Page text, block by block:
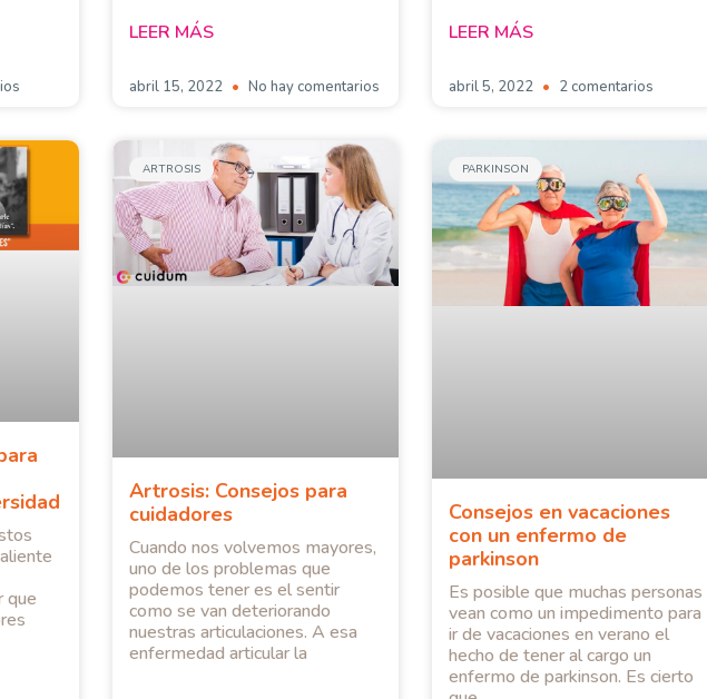
LEER MÁS
abril 15, 2022 No hay comentarios
LEER MÁS
abril 5, 2022 2 comentarios
que
ARTROSIS
Artrosis: Consejos para
cuidadores
Cuando nos volvemos mayores,
uno de los problemas que
podemos tener es el sentir
como se van deteriorando
nuestras articulaciones. A esa
enfermedad articular la
PARKINSON
Consejos en vacaciones
con un enfermo de
parkinson
Es posible que muchas personas
vean como un impedimento para
ir de vacaciones en verano el
hecho de tener al cargo un
enfermo de parkinson. Es cierto